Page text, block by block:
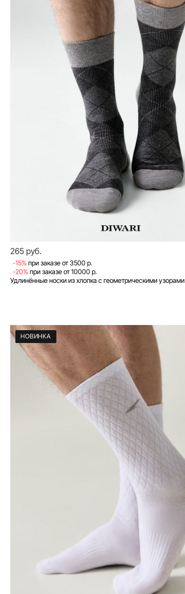
265 руб.
-15% при заказе от 3500 р.
-20% при заказе от 10000 р.
Удлинённые носки из хлопка с геометрическими узорами
НОВИНКА